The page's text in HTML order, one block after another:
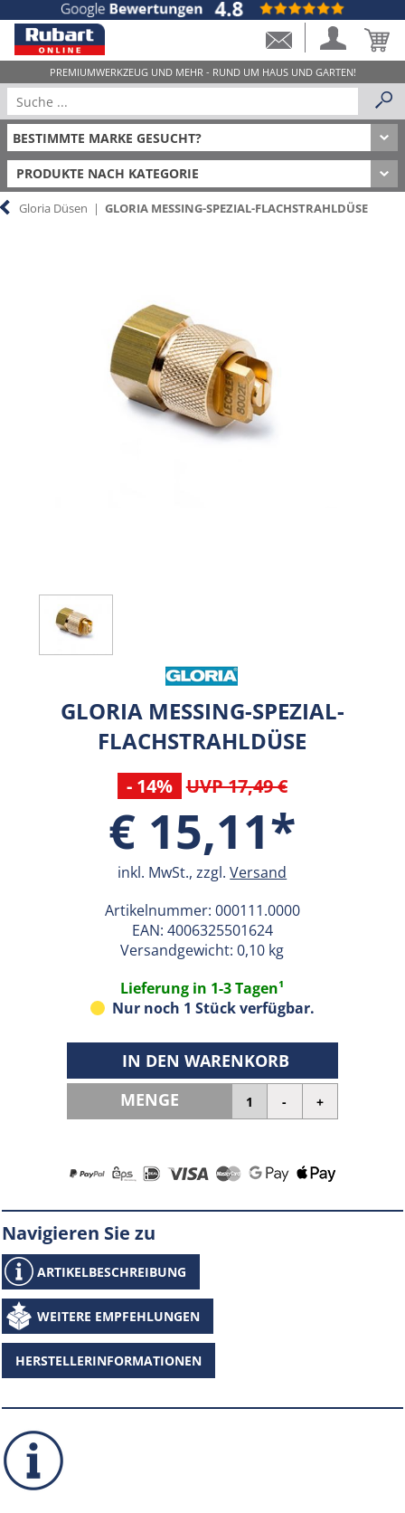
PRODUKTE NACH KATEGORIE
Gloria Düsen |GLORIA MESSING-SPEZIAL-FLACHSTRAHLDÜSE
GLORIA MESSING-SPEZIAL-
FLACHSTRAHLDÜSE
- 14% UVP 17,49 €
€ 15,11*
inkl. MwSt., zzgl.Versand
Artikelnummer: 000111.0000
EAN: 4006325501624
Versandgewicht: 0,10 kg
Lieferung in 1-3 Tagen¹
Nur noch 1 Stück verfügbar.
IN DEN WARENKORB
MENGE
Navigieren Sie zu
ARTIKELBESCHREIBUNG
WEITERE EMPFEHLUNGEN
HERSTELLERINFORMATIONEN